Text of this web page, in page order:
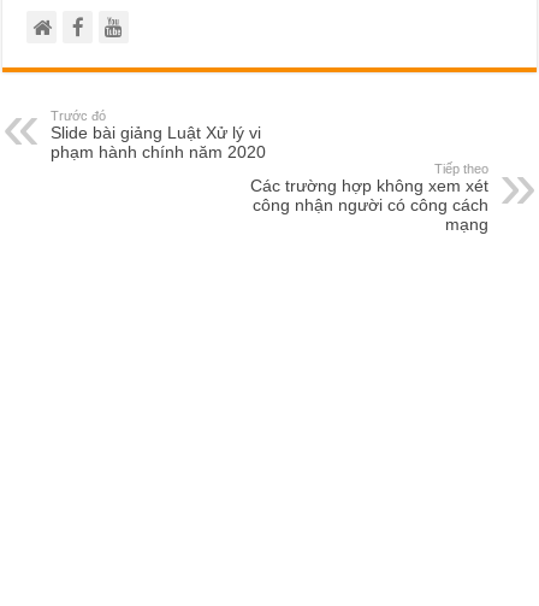
Trước đó
Slide bài giảng Luật Xử lý vi
phạm hành chính năm 2020
Tiếp theo
Các trường hợp không xem xét
công nhận người có công cách
mạng